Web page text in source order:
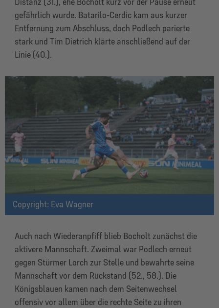
gefährlich wurde. Batarilo-Cerdic kam aus kurzer
Entfernung zum Abschluss, doch Podlech parierte
stark und Tim Dietrich klärte anschließend auf der
Linie (40.).
Copyright: Eva Wagner
Auch nach Wiederanpfiff blieb Bocholt zunächst die
aktivere Mannschaft. Zweimal war Podlech erneut
gegen Stürmer Lorch zur Stelle und bewahrte seine
Mannschaft vor dem Rückstand (52., 58.). Die
Königsblauen kamen nach dem Seitenwechsel
offensiv vor allem über die rechte Seite zu ihren